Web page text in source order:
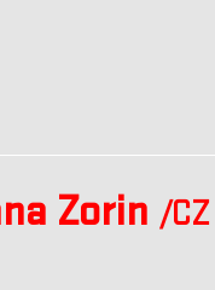
Zorin /CZ